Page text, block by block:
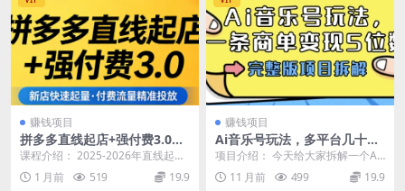
赚钱项目
拼多多直线起店+强付费3.0，
教你稳定起店、高效控投产、
破解流量瓶颈（更新6月）
课程介绍： 2025-2026年直线起店
与强付费运营核心玩法，覆盖从新
店起量、付...
1 月前 519 19.9
赚钱项目
Ai音乐号玩法，多平台几十万
粉，一条商单变现5位数，完
整版项目拆解
项目介绍： 今天给大家拆解一个AI
音乐赛道的新玩法：音乐故事MV解
读。 几乎没人...
11 月前 499 19.9